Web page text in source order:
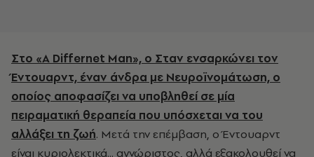
Στο «A Differnet Man», ο Σταν ενσαρκώνει τον
Έντουαρντ, έναν άνδρα με Νευροϊνομάτωση, ο
οποίος αποφασίζει να υποβληθεί σε μία
πειραματική θεραπεία που υπόσχεται να του
αλλάξει τη ζωή. Μετά την επέμβαση, ο Έντουαρντ
είναι κυριολεκτικά... αγνώριστος, αλλά εξακολουθεί να